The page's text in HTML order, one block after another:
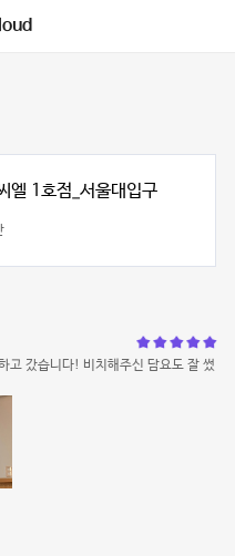
엘 1호점_서울대입구
고 갔습니다! 비치해주신 담요도 잘 썼